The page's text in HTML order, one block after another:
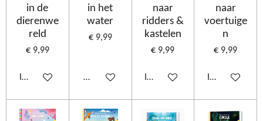
in de
dierenwe
reld
€ 9,99
In winkelwagen
in het
water
€ 9,99
Houd mij op de hoogte
naar
ridders &
kastelen
€ 9,99
In winkelwagen
naar
voertuige
n
€ 9,99
In